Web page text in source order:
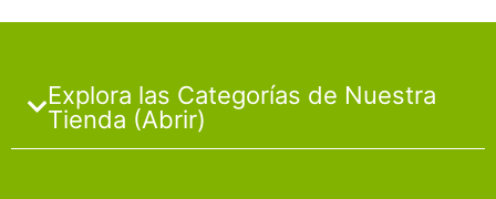
Explora las Categorías de Nuestra
Tienda (Abrir)